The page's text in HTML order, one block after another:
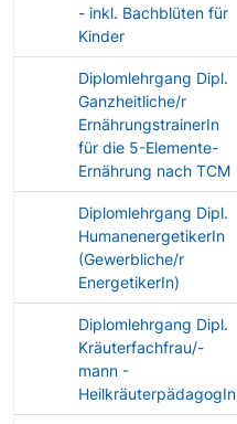
- inkl. Bachblüten für
Kinder
Diplomlehrgang Dipl.
Ganzheitliche/r
ErnährungstrainerIn
für die 5-Elemente-
Ernährung nach TCM
Diplomlehrgang Dipl.
HumanenergetikerIn
(Gewerbliche/r
EnergetikerIn)
Diplomlehrgang Dipl.
Kräuterfachfrau/-
mann -
HeilkräuterpädagogIn